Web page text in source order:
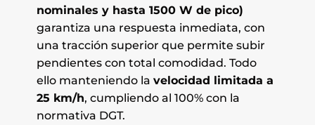
nominales y hasta 1500 W de pico)
garantiza una respuesta inmediata, con
una tracción superior que permite subir
pendientes con total comodidad. Todo
ello manteniendo la velocidad limitada a
25 km/h, cumpliendo al 100% con la
normativa DGT.